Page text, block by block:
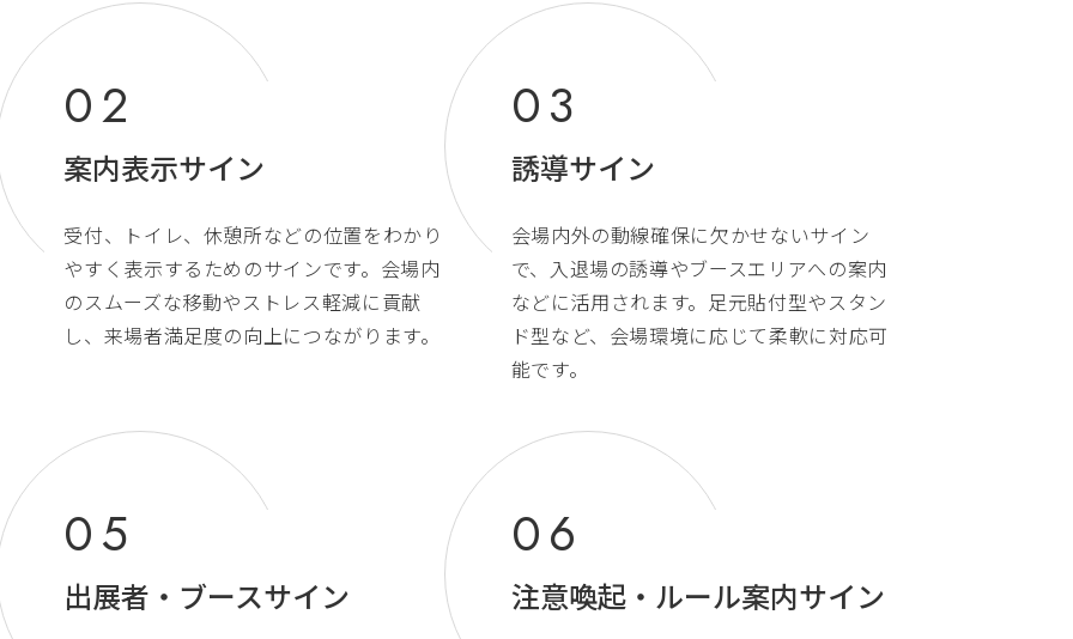
案内表示サイン
受付、トイレ、休憩所などの位置をわかり
やすく表示するためのサインです。会場内
のスムーズな移動やストレス軽減に貢献
し、来場者満足度の向上につながります。
誘導サイン
会場内外の動線確保に欠かせないサイン
で、入退場の誘導やブースエリアへの案内
などに活用されます。足元貼付型やスタン
ド型など、会場環境に応じて柔軟に対応可
能です。
出展者・ブースサイン 注意喚起・ルール案内サイン